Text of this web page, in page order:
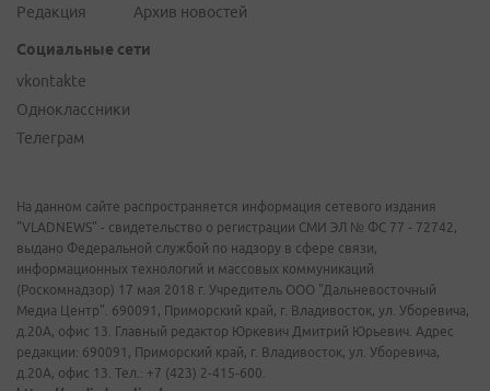
Редакция
Архив новостей
Социальные сети
vkontakte
Одноклассники
Телеграм
На данном сайте распространяется информация сетевого издания
"VLADNEWS" - свидетельство о регистрации СМИ ЭЛ № ФС 77 - 72742,
выдано Федеральной службой по надзору в сфере связи,
информационных технологий и массовых коммуникаций
(Роскомнадзор) 17 мая 2018 г. Учредитель ООО "Дальневосточный
Медиа Центр". 690091, Приморский край, г. Владивосток, ул. Уборевича,
д.20А, офис 13. Главный редактор Юркевич Дмитрий Юрьевич. Адрес
редакции: 690091, Приморский край, г. Владивосток, ул. Уборевича,
д.20А, офис 13. Тел.: +7 (423) 2-415-600.